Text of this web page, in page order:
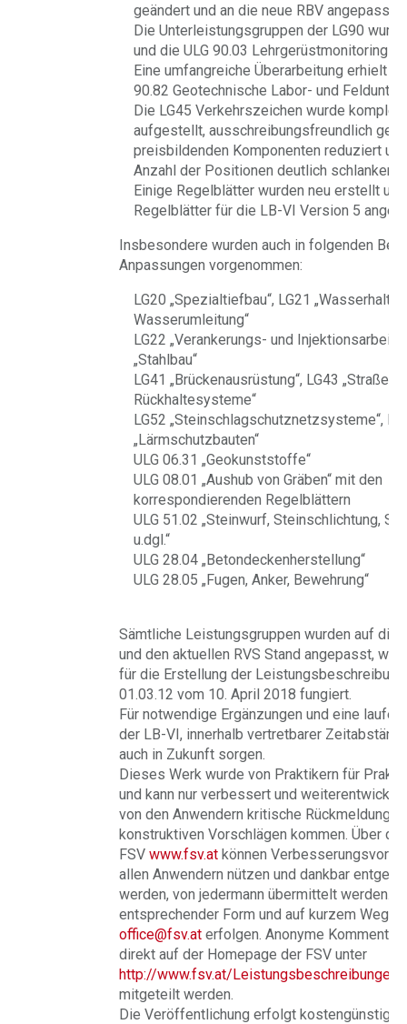
geändert und an die neue RBV angepasst.
Die Unterleistungsgruppen der LG90
und die ULG 90.03 Lehrgerüstmonitoring
Eine umfangreiche Überarbeitung erhielt
90.82 Geotechnische Labor- und
Die LG45 Verkehrszeichen wurde
aufgestellt, ausschreibungsfreundlich
preisbildenden Komponenten reduziert
Anzahl der Positionen deutlich schlanker
Einige Regelblätter wurden neu erstellt
Regelblätter für die LB-VI Version 5
Insbesondere wurden auch in folgenden
Anpassungen vorgenommen:
LG20 „Spezialtiefbau“, LG21
Wasserumleitung“
LG22 „Verankerungs- und
„Stahlbau“
LG41 „Brückenausrüstung“, LG43
Rückhaltesysteme“
LG52 „Steinschlagschutznetzsysteme“,
„Lärmschutzbauten“
ULG 06.31 „Geokunststoffe“
ULG 08.01 „Aushub von Gräben“ mit den
korrespondierenden Regelblättern
ULG 51.02 „Steinwurf, Steinschlichtung,
u.dgl.“
ULG 28.04 „Betondeckenherstellung“
ULG 28.05 „Fugen, Anker, Bewehrung“
Sämtliche Leistungsgruppen wurden auf die
und den aktuellen RVS Stand angepasst,
für die Erstellung der
01.03.12 vom 10. April 2018 fungiert.
Für notwendige Ergänzungen und eine
der LB-VI, innerhalb vertretbarer
auch in Zukunft sorgen.
Dieses Werk wurde von Praktikern für
und kann nur verbessert und
von den Anwendern kritische
konstruktiven Vorschlägen kommen. Über
FSV www.fsv.at können
allen Anwendern nützen und dankbar
werden, von jedermann übermittelt werden.
entsprechender Form und auf kurzem Weg
office@fsv.at erfolgen. Anonyme
direkt auf der Homepage der FSV unter
http://www.fsv.at/Leistungsbeschreibungen/
mitgeteilt werden.
Die Veröffentlichung erfolgt kostengünstig